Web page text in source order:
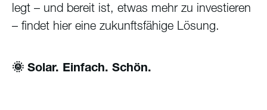
legt – und bereit ist, etwas mehr zu investieren
– findet hier eine zukunftsfähige Lösung.
🌞 Solar. Einfach. Schön.